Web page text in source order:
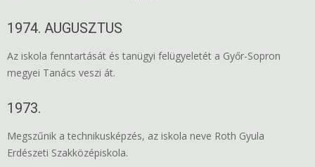
1974. AUGUSZTUS
Az iskola fenntartását és tanügyi felügyeletét a Győr-Sopron
megyei Tanács veszi át.
1973.
Megszűnik a technikusképzés, az iskola neve Roth Gyula
Erdészeti Szakközépiskola.